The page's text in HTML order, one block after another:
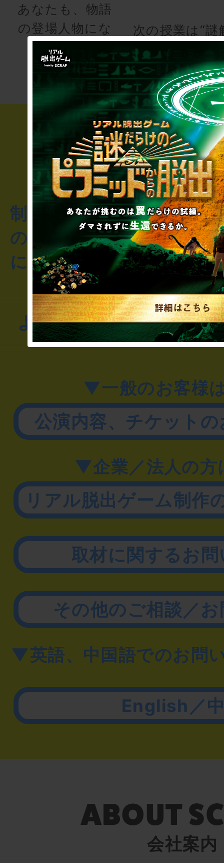
あなたも、物語
の登場人物にな
りませんか
次の授業は“謎
制作のご相談・コラボレ
のお客様からのご質問や
にお問い合わせください
よくあるお問い合わせ
▼一般のお客様
公演内容、チケット
▼企業／法人の方
リアル脱出ゲーム制作
取材に関するお
その他のご相談／
▼英語、中国語でのお問
English／
会社案内